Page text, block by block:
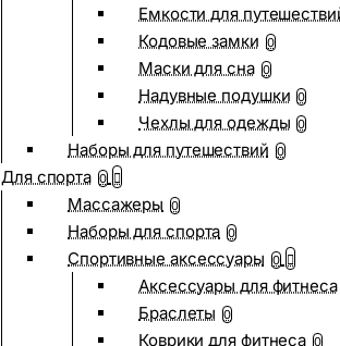
Емкости для
Кодовые замки 0
Маски для сна 0
Надувные подушки 0
Чехлы для одежды 0
Наборы для путешествий 0
Для спорта 0
Массажеры 0
Наборы для спорта 0
Спортивные аксессуары 0
Аксессуары для фитнеса
Браслеты 0
Коврики для фитнеса 0